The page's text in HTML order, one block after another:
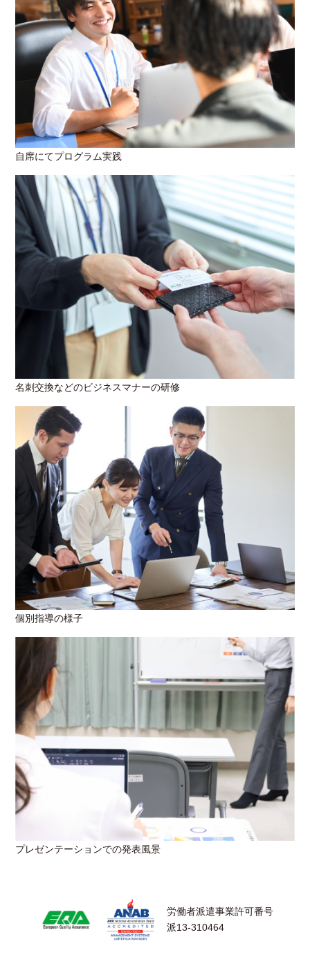
自席にてプログラム実践
名刺交換などのビジネスマナーの研修
個別指導の様子
プレゼンテーションでの発表風景
労働者派遣事業許可番号
派13-310464